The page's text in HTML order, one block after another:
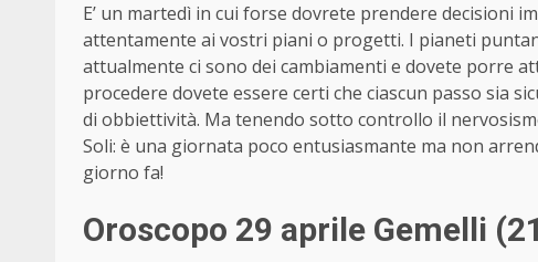
E’ un martedì in cui forse dovrete prendere decisioni
attentamente ai vostri piani o progetti. I pianeti
attualmente ci sono dei cambiamenti e dovete porre
procedere dovete essere certi che ciascun passo sia
di obbiettività. Ma tenendo sotto controllo il
Soli: è una giornata poco entusiasmante ma non
giorno fa!
Oroscopo 29 aprile Gemelli